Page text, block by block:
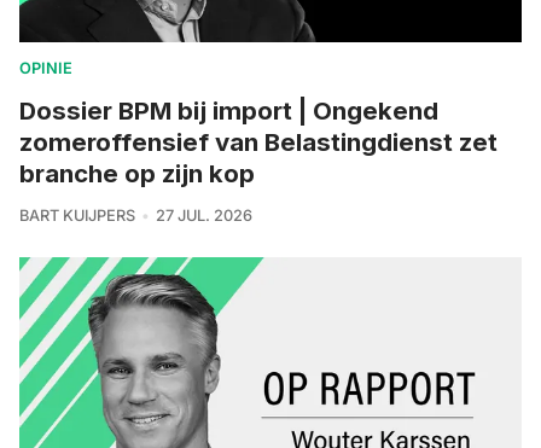
OPINIE
Dossier BPM bij import | Ongekend
zomeroffensief van Belastingdienst zet
branche op zijn kop
BART KUIJPERS 27 JUL. 2026